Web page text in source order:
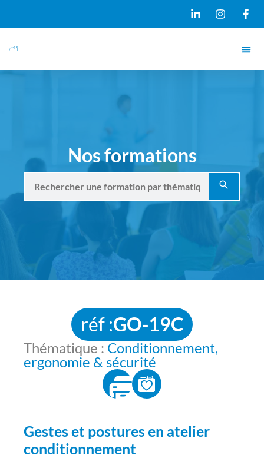
Nos formations
réf :GO-19C
Thématique : Conditionnement,
ergonomie & sécurité
Gestes et postures en atelier
conditionnement